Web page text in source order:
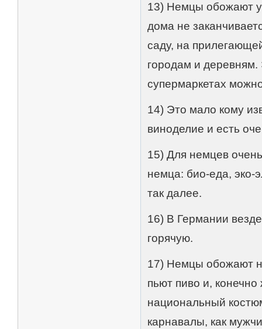
13) Немцы обожают
дома не
саду, на
городам и деревням.
супермаркетах
14) Это мало кому
виноделие и есть
15) Для немцев
немца: био-еда, эко-
так далее.
16) В Германии
горячую.
17) Немцы обожают
пьют пиво и,
национальный
карнавалы, как